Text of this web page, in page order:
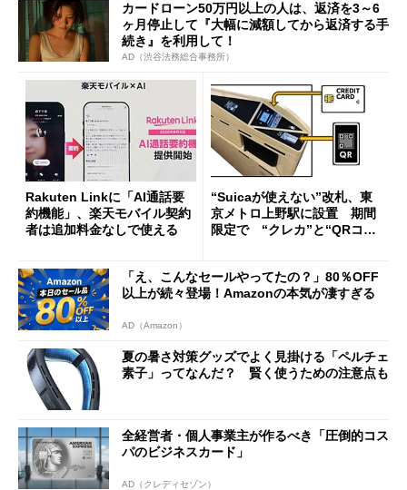
カードローン50万円以上の人は、返済を3～6
ヶ月停止して『大幅に減額してから返済する手
続き』を利用して！
AD（渋谷法務総合事務所）
Rakuten Linkに「AI通話要
約機能」、楽天モバイル契約
者は追加料金なしで使える
“Suicaが使えない”改札、東
京メトロ上野駅に設置 期間
限定で “クレカ”と“QRコー
「え、こんなセールやってたの？」80％OFF
以上が続々登場！Amazonの本気が凄すぎる
AD（Amazon）
夏の暑さ対策グッズでよく見掛ける「ペルチェ
素子」ってなんだ？ 賢く使うための注意点も
全経営者・個人事業主が作るべき「圧倒的コス
パのビジネスカード」
AD（クレディセゾン）